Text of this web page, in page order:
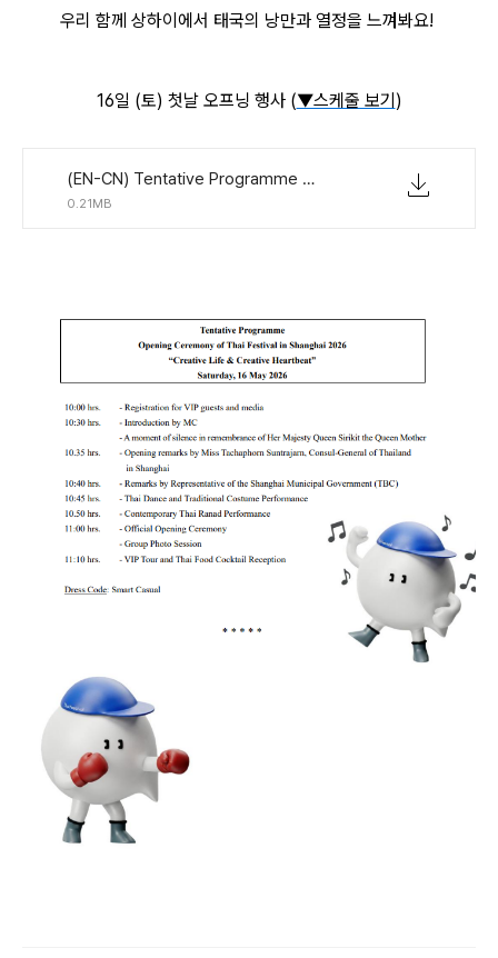
우리 함께 상하이에서 태국의 낭만과 열정을 느껴봐요!
16일 (토) 첫날 오프닝 행사 (▼스케줄 보기)
(EN-CN) Tentative Programme Opening Ceremony.pdf
0.21MB